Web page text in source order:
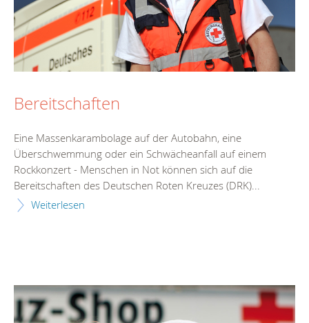
Bereitschaften
Eine Massenkarambolage auf der Autobahn, eine
Überschwemmung oder ein Schwächeanfall auf einem
Rockkonzert - Menschen in Not können sich auf die
Bereitschaften des Deutschen Roten Kreuzes (DRK)...
Weiterlesen